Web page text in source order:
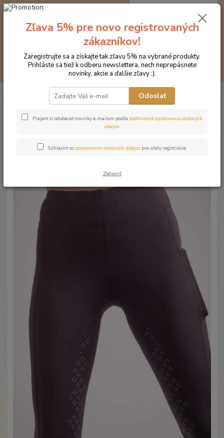
Hľadať
za0 €
Značka oblečenia MONTAR ZĽAVY!
Jazdecké nohavice
MONTAR legíny SELENA
MONTAR legíny SELENA
Akcia
Zľava 5% pre novo registrovaných
zákazníkov!
Zaregistrujte sa a získajte tak zľavu 5% na vybrané produkty.
Prihláste sa tiež k odberu newslettera, nech neprepásnete
novinky, akcie a ďalšie zľavy :).
Odoslať
Prajem si odoberať novinky e-mailom podľa podmienok spracovania osobných
údajov.
Súhlasím sospracovaním osobných údajov pre účely registrácie.
Zatvoriť